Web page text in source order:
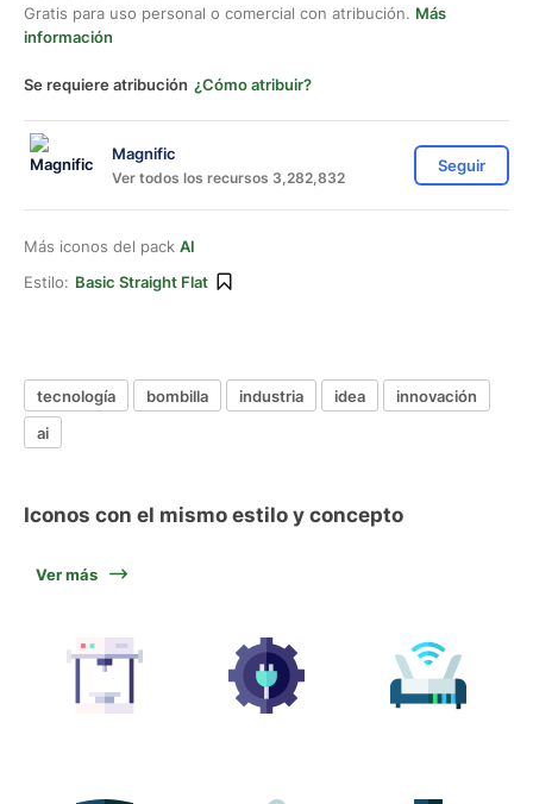
Gratis para uso personal o comercial con atribución. Más
información
Se requiere atribución ¿Cómo atribuir?
Magnific
Ver todos los recursos 3,282,832
Seguir
Más iconos del pack AI
Estilo: Basic Straight Flat
tecnología bombilla industria idea
innovación
ai
Iconos con el mismo estilo y concepto
Ver más